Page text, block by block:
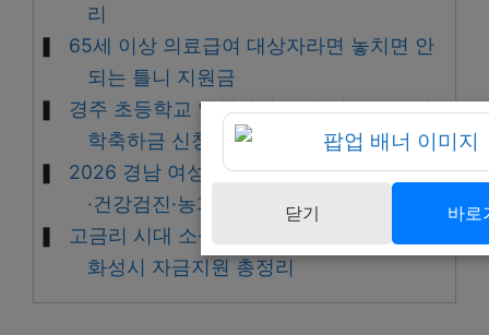
리
65세 이상 의료급여 대상자라면 놓치면 안
되는 틀니 지원금
경주 초등학교 입학하면 10만 원! 2026 입
학축하금 신청 안내
2026 경남 여성농업인 지원 총정리, 바우처
·건강검진·농가도우미
고금리 시대 소상공인 필수 정보, 2026년
화성시 자금지원 총정리
닫기 바로